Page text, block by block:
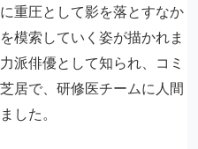
重圧として影を落とすなか
模索していく姿が描かれま
派俳優として知られ、コミ
居で、研修医チームに人間
した。